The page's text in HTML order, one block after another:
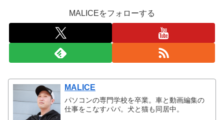
MALICEをフォローする
MALICE
パソコンの専門学校を卒業。車と動画編集の
仕事をこなすパパ。犬と猫も同居中。